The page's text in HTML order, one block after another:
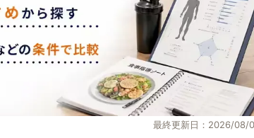
最終更新日：2026/08/